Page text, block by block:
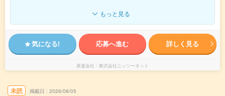
もっと見る
気になる! 応募へ進む 詳しく見る
派遣会社 株式会社ニッソーネット
未読 掲載日 2026/08/05